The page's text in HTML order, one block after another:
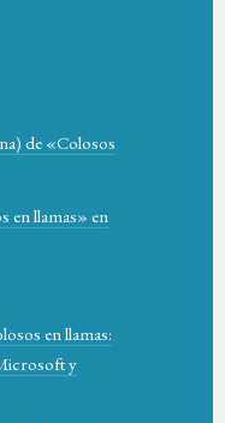
de «Colosos
en llamas» en
en llamas:
y